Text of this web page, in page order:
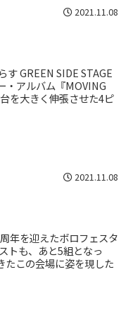
2021.11.08
GREEN SIDE STAGE
・アルバム『MOVING
を大きく伸張させた4ピ
2021.11.08
年を迎えたボロフェスタ
トも、あと5組となっ
たこの会場に姿を現した